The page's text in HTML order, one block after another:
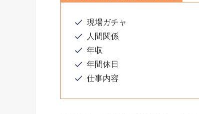
現場ガチャ
人間関係
年収
年間休日
仕事内容